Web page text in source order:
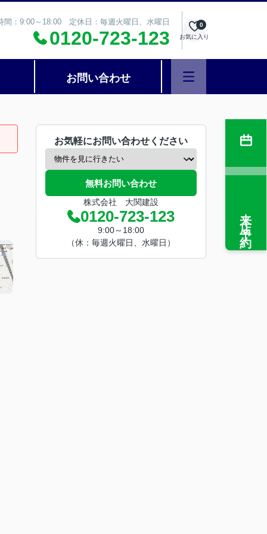
間：9:00～18:00 定休日：毎週火曜日、水曜日
0120-723-123 お気に入り
0
お問い合わせ
お気軽にお問い合わせください
無料お問い合わせ
株式会社 大関建設
0120-723-123
9:00～18:00
（休：毎週火曜日、水曜日）
来店予約